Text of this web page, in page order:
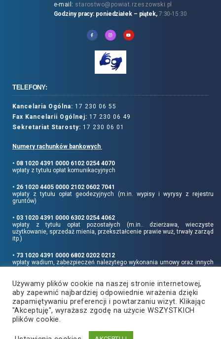
e-mail: starostwo@powiat.rzeszowski.pl
Godziny pracy: poniedziałek – piątek, 7:30-15:30
TELEFONY:
Kancelaria Ogólna: 17 230 06 55
Fax Kancelarii Ogólnej: 17 230 06 49
Sekretariat Starosty: 17 230 06 01
Numery rachunków bankowych
• 08 1020 4391 0000 6102 0254 4070
wpłaty z tytułu opłat komunikacyjnych
• 26 1020 4405 0000 2102 0602 7041
wpłaty z tytułu opłat geodezyjnych (m.in. wypisy i wyrysy z rejestru
gruntów)
• 03 1020 4391 0000 6302 0254 4062
wpłaty z tytułu opłat pozostałych (m.in.. dzierżawa, wieczyste
użytkowanie, sprzedaż mienia, przekształcenie prawie wuż, trwały zarząd
itp.)
• 73 1020 4391 0000 6802 0202 0212
wpłaty wadium, zabezpieczeń należytego wykonania umowy oraz innych
Informujemy, że opłatę skarbową należy uiszczać na rachunek Urzędu
Miasta Rzeszowa:
• 90 1240 6960 3851 0062 0000 0423
Używamy plików cookie na naszej stronie internetowej,
aby zapewnić najbardziej odpowiednie wrażenia dzięki
zapamiętywaniu preferencji i powtarzaniu wizyt. Klikając
"Akceptuję", wyrażasz zgodę na użycie WSZYSTKICH
plików cookie.